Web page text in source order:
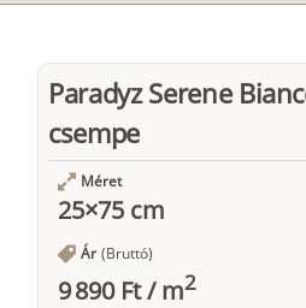
Paradyz Serene
csempe
Méret
25×75 cm
Ár (Bruttó)
9 890 Ft/m2